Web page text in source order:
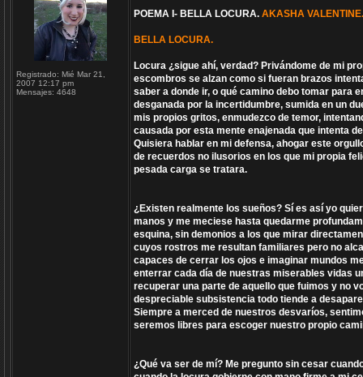
Registrado: Mié Mar 21,
2007 12:17 pm
Mensajes: 4648
POEMA I- BELLA LOCURA. AKASHA VALENTINE.
BELLA LOCURA.
Locura ¿sigue ahí, verdad? Privándome de mi
escombros se alzan como si fueran brazos
saber a donde ir, o qué camino debo tomar para
desganada por la incertidumbre, sumida en un
mis propios gritos, enmudezco de temor,
causada por esta mente enajenada que intenta
Quisiera hablar en mi defensa, ahogar este
de recuerdos no ilusorios en los que mi propia
pesada carga se tratara.
¿Existen realmente los sueños? Sí es así yo
manos y me meciese hasta quedarme
esquina, sin demonios a los que mirar
cuyos rostros me resultan familiares pero no
capaces de cerrar los ojos e imaginar mundos
enterrar cada día de nuestras miserables vidas
recuperar una parte de aquello que fuimos y no
despreciable subsistencia todo tiende a
Siempre a merced de nuestros desvaríos,
seremos libres para escoger nuestro propio
¿Qué va ser de mí? Me pregunto sin cesar